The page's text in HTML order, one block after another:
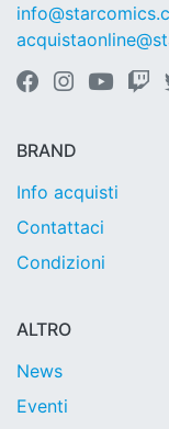
BRAND
Info acquisti
Contattaci
Condizioni
ALTRO
News
Eventi